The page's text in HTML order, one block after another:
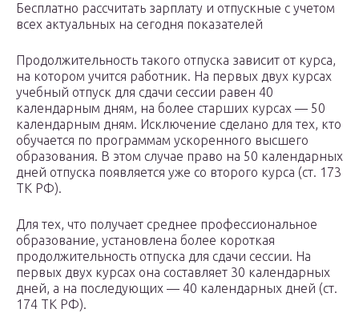
Бесплатно рассчитать зарплату и отпускные с учетом
всех актуальных на сегодня показателей
Продолжительность такого отпуска зависит от курса,
на котором учится работник. На первых двух курсах
учебный отпуск для сдачи сессии равен 40
календарным дням, на более старших курсах — 50
календарным дням. Исключение сделано для тех, кто
обучается по программам ускоренного высшего
образования. В этом случае право на 50 календарных
дней отпуска появляется уже со второго курса (ст. 173
ТК РФ).
Для тех, что получает среднее профессиональное
образование, установлена более короткая
продолжительность отпуска для сдачи сессии. На
первых двух курсах она составляет 30 календарных
дней, а на последующих — 40 календарных дней (ст.
174 ТК РФ).